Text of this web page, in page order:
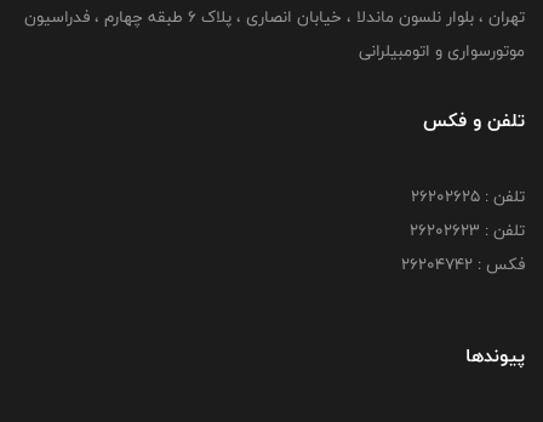
تهران ، بلوار نلسون ماندلا ، خیابان انصاری ، پلاک ۶ طبقه چهارم ، فدراسیون
موتورسواری و اتومبیلرانی
تلفن و فکس
تلفن : ۲۶۲۰۲۶۲۵
تلفن : ۲۶۲۰۲۶۲۳
فکس : ۲۶۲۰۴۷۴۲
پیوندها